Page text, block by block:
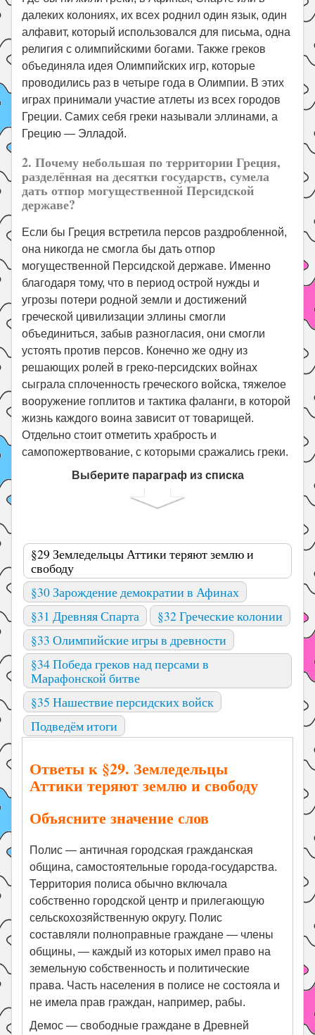
далеких колониях, их всех роднил один язык, один
алфавит, который использовался для письма, одна
религия с олимпийскими богами. Также греков
объединяла идея Олимпийских игр, которые
проводились раз в четыре года в Олимпии. В этих
играх принимали участие атлеты из всех городов
Греции. Самих себя греки называли эллинами, а
Грецию — Элладой.
2. Почему небольшая по территории Греция,
разделённая на десятки государств, сумела
дать отпор могущественной Персидской
державе?
Если бы Греция встретила персов раздробленной,
она никогда не смогла бы дать отпор
могущественной Персидской державе. Именно
благодаря тому, что в период острой нужды и
угрозы потери родной земли и достижений
греческой цивилизации эллины смогли
объединиться, забыв разногласия, они смогли
устоять против персов. Конечно же одну из
решающих ролей в греко-персидских войнах
сыграла сплоченность греческого войска, тяжелое
вооружение гоплитов и тактика фаланги, в которой
жизнь каждого воина зависит от товарищей.
Отдельно стоит отметить храбрость и
самопожертвование, с которыми сражались греки.
Выберите параграф из списка
§29 Земледельцы Аттики теряют землю и
свободу
§30 Зарождение демократии в Афинах
§31 Древняя Спарта
§32 Греческие колонии
§33 Олимпийские игры в древности
§34 Победа греков над персами в
Марафонской битве
§35 Нашествие персидских войск
Подведём итоги
Ответы к §29. Земледельцы
Аттики теряют землю и свободу
Объясните значение слов
Полис — античная городская гражданская
община, самостоятельные города-государства.
Территория полиса обычно включала
собственно городской центр и прилегающую
сельскохозяйственную округу. Полис
составляли полноправные граждане — члены
общины, — каждый из которых имел право на
земельную собственность и политические
права. Часть населения в полисе не состояла и
не имела прав граждан, например, рабы.
Демос — свободные граждане в Древней